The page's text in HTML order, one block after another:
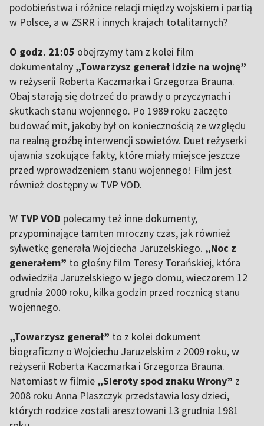
podobieństwa i różnice relacji między wojskiem i partią
w Polsce, a w ZSRR i innych krajach totalitarnych?
O godz. 21:05 obejrzymy tam z kolei film
dokumentalny „Towarzysz generał idzie na wojnę”
w reżyserii Roberta Kaczmarka i Grzegorza Brauna.
Obaj starają się dotrzeć do prawdy o przyczynach i
skutkach stanu wojennego. Po 1989 roku zaczęto
budować mit, jakoby był on koniecznością ze względu
na realną groźbę interwencji sowietów. Duet reżyserki
ujawnia szokujące fakty, które miały miejsce jeszcze
przed wprowadzeniem stanu wojennego! Film jest
również dostępny w TVP VOD.
W TVP VOD polecamy też inne dokumenty,
przypominające tamten mroczny czas, jak również
sylwetkę generała Wojciecha Jaruzelskiego. „Noc z
generałem” to głośny film Teresy Torańskiej, która
odwiedziła Jaruzelskiego w jego domu, wieczorem 12
grudnia 2000 roku, kilka godzin przed rocznicą stanu
wojennego.
„Towarzysz generał” to z kolei dokument
biograficzny o Wojciechu Jaruzelskim z 2009 roku, w
reżyserii Roberta Kaczmarka i Grzegorza Brauna.
Natomiast w filmie „Sieroty spod znaku Wrony” z
2008 roku Anna Plaszczyk przedstawia losy dzieci,
których rodzice zostali aresztowani 13 grudnia 1981